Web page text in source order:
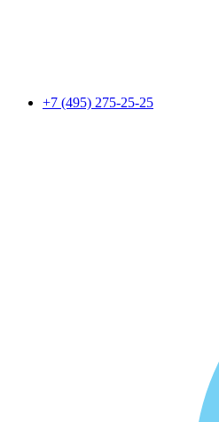
+7 (495) 275-25-25